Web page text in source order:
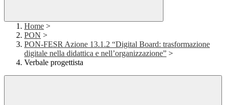
Home >
PON >
PON-FESR Azione 13.1.2 “Digital Board: trasformazione
digitale nella didattica e nell’organizzazione” >
Verbale progettista